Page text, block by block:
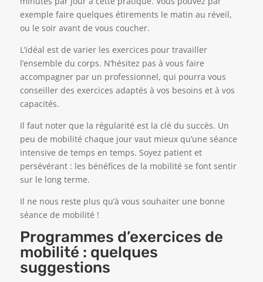
exemple faire quelques étirements le matin au réveil,
ou le soir avant de vous coucher.
L’idéal est de varier les exercices pour travailler
l’ensemble du corps. N’hésitez pas à vous faire
accompagner par un professionnel, qui pourra vous
conseiller des exercices adaptés à vos besoins et à vos
capacités.
Il faut noter que la régularité est la clé du succès. Un
peu de mobilité chaque jour vaut mieux qu’une séance
intensive de temps en temps. Soyez patient et
persévérant : les bénéfices de la mobilité se font sentir
sur le long terme.
Il ne nous reste plus qu’à vous souhaiter une bonne
séance de mobilité !
Programmes d’exercices de
mobilité : quelques
suggestions